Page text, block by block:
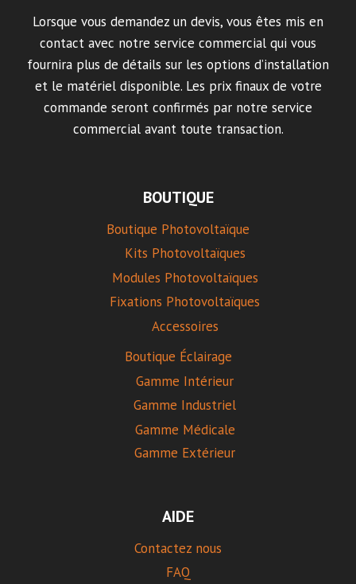
Lorsque vous demandez un devis, vous êtes mis en
contact avec notre service commercial qui vous
fournira plus de détails sur les options d’installation
et le matériel disponible. Les prix finaux de votre
commande seront confirmés par notre service
commercial avant toute transaction.
BOUTIQUE
Boutique Photovoltaïque
Kits Photovoltaïques
Modules Photovoltaïques
Fixations Photovoltaïques
Accessoires
Boutique Éclairage
Gamme Intérieur
Gamme Industriel
Gamme Médicale
Gamme Extérieur
AIDE
Contactez nous
FAQ